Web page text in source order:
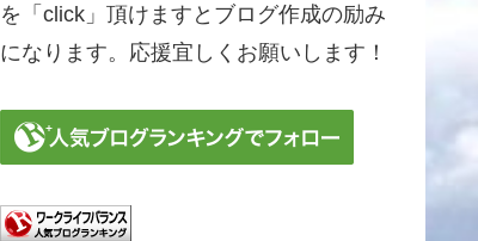
を「click」頂けますとブログ作成の励み
になります。応援宜しくお願いします！